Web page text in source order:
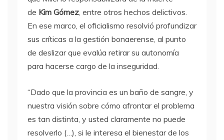
de Kim Gómez, entre otros hechos delictivos.
En ese marco, el oficialismo resolvió profundizar
sus críticas a la gestión bonaerense, al punto
de deslizar que evalúa retirar su autonomía
para hacerse cargo de la inseguridad.
“Dado que la provincia es un baño de sangre, y
nuestra visión sobre cómo afrontar el problema
es tan distinta, y usted claramente no puede
resolverlo (…), si le interesa el bienestar de los